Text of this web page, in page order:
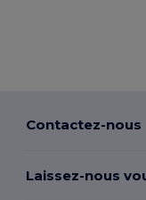
Contactez-nous
Laissez-nous